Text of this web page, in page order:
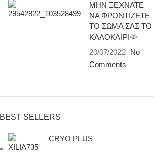
ΜΗΝ ΞΕΧΝΑΤΕ
ΝΑ ΦΡΟΝΤΙΖΕΤΕ
ΤΟ ΣΩΜΑ ΣΑΣ ΤΟ
ΚΑΛΟΚΑΙΡΙ🌞
20/07/2022
No
Comments
BEST SELLERS
CRYO PLUS